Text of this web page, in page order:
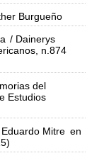
Burgueño
/ Dainerys
n.874
del
Estudios
Mitre en